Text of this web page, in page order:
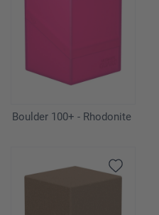
Boulder 100+ - Rhodonite